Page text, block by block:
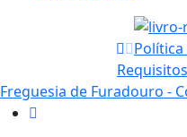
Freguesia de Furadouro -